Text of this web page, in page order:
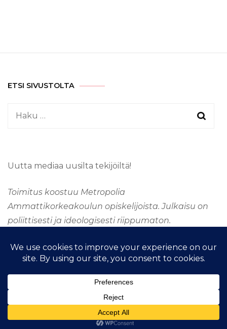
ETSI SIVUSTOLTA
Haku:
Uutta mediaa uusilta tekijöiltä!
Toimitus koostuu Metropolia
Ammattikorkeakoulun opiskelijoista. Julkaisu on
poliittisesti ja ideologisesti riippumaton.
&kopio; Tekijänoikeus 2026TAAJUUSMEDIA
oikeudet pidätetään.Fashion Stylist | KehittänytBlossom
WordPress